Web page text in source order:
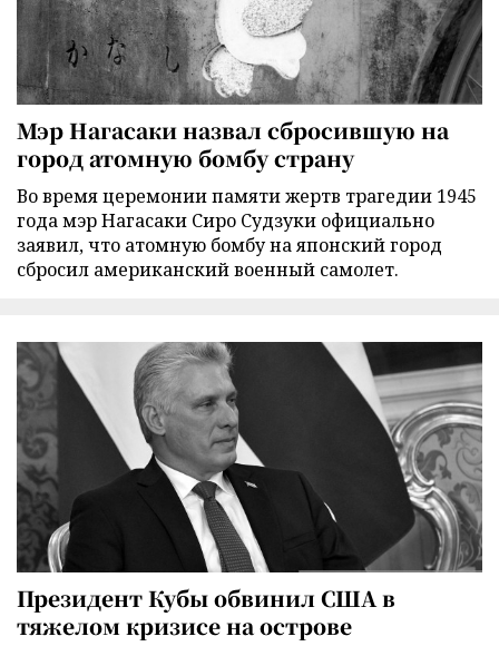
Мэр Нагасаки назвал сбросившую на
город атомную бомбу страну
Во время церемонии памяти жертв трагедии 1945
года мэр Нагасаки Сиро Судзуки официально
заявил, что атомную бомбу на японский город
сбросил американский военный самолет.
Президент Кубы обвинил США в
тяжелом кризисе на острове